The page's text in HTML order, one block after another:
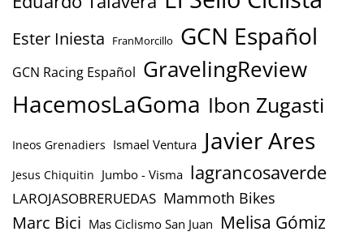
Ester Iniesta FranMorcillo GCN Español
GCN Racing Español GravelingReview
HacemosLaGoma Ibon Zugasti
Ineos Grenadiers Ismael Ventura Javier Ares
Jesus Chiquitin Jumbo - Visma lagrancosaverde
LAROJASOBRERUEDAS Mammoth Bikes
Marc Bici Mas Ciclismo San Juan Melisa Gómiz